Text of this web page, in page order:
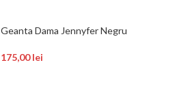
Geanta Dama Jennyfer Negru
175,00lei